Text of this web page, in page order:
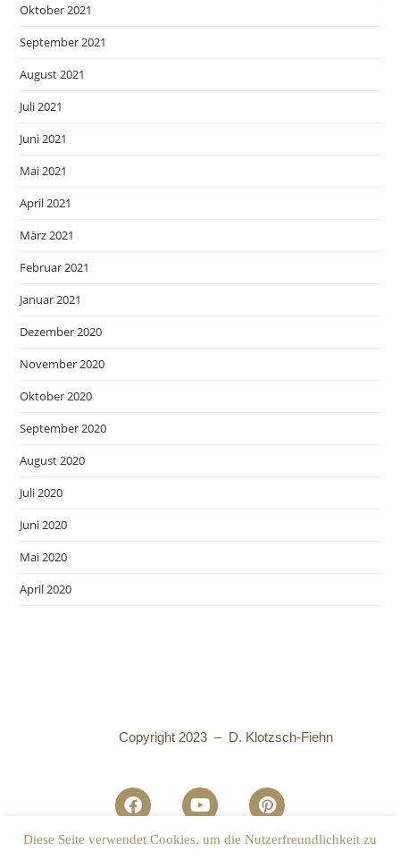
Oktober 2021
September 2021
August 2021
Juli 2021
Juni 2021
Mai 2021
April 2021
März 2021
Februar 2021
Januar 2021
Dezember 2020
November 2020
Oktober 2020
September 2020
August 2020
Juli 2020
Juni 2020
Mai 2020
April 2020
Copyright 2023 – D. Klotzsch-Fiehn
Diese Seite verwendet Cookies, um die Nutzerfreundlichkeit zu